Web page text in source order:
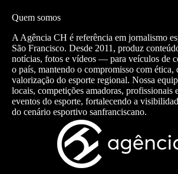
Quem somos
A Agência CH é referência em jornalismo
São Francisco. Desde 2011, produz
notícias, fotos e vídeos — para veículos de
o país, mantendo o compromisso com ética,
valorização do esporte regional. Nossa
locais, competições amadoras, profissionais
eventos do esporte, fortalecendo a
do cenário esportivo sanfranciscano.